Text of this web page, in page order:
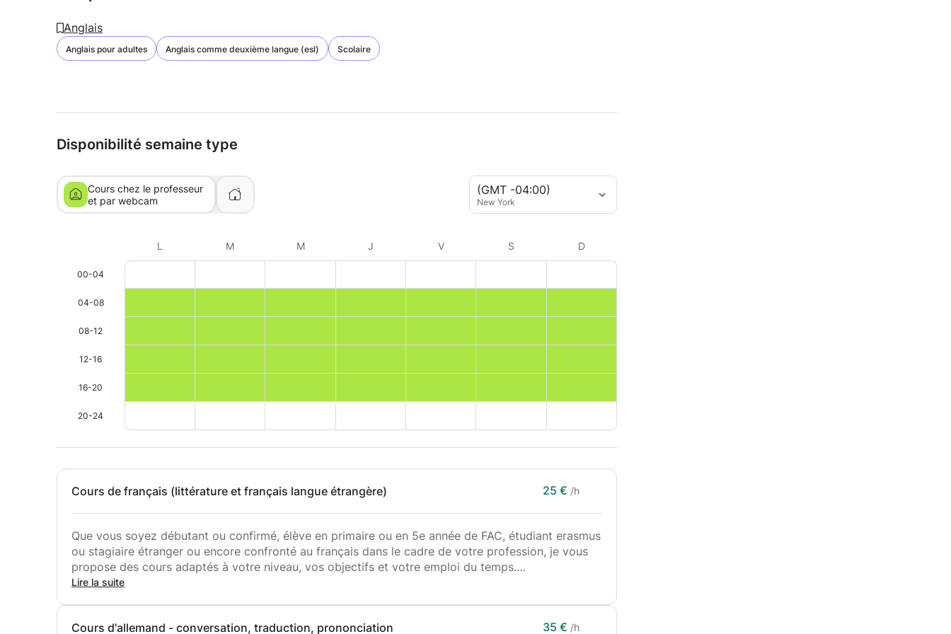
Anglais
Anglais pour adultes Anglais comme deuxième langue (esl) Scolaire
Disponibilité semaine type
(GMT -04:00)
New York
Cours chez le professeur
et par webcam
L M M J V S D
00-04
04-08
08-12
12-16
16-20
20-24
Cours de français (littérature et français langue étrangère) 25 € /h
Que vous soyez débutant ou confirmé, élève en primaire ou en 5e année de FAC, étudiant erasmus
ou stagiaire étranger ou encore confronté au français dans le cadre de votre profession, je vous
propose des cours adaptés à votre niveau, vos objectifs et votre emploi du temps.
des emplois, rédaction de lettres de motivation, de commentaires de texte, de dissertations,
Lire la suite
Cours d'allemand - conversation, traduction, prononciation 35 € /h